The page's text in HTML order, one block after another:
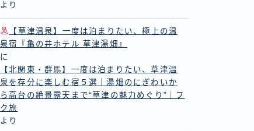
より
【草津温泉】一度は泊まりたい、極上の温
泉宿『亀の井ホテル 草津湯畑』
に
【北関東・群馬】一度は泊まりたい、草津温
泉を存分に楽しむ宿５選｜湯畑のにぎわいか
ら高台の絶景露天まで“草津の魅力めぐり”｜フ
ク旅
より